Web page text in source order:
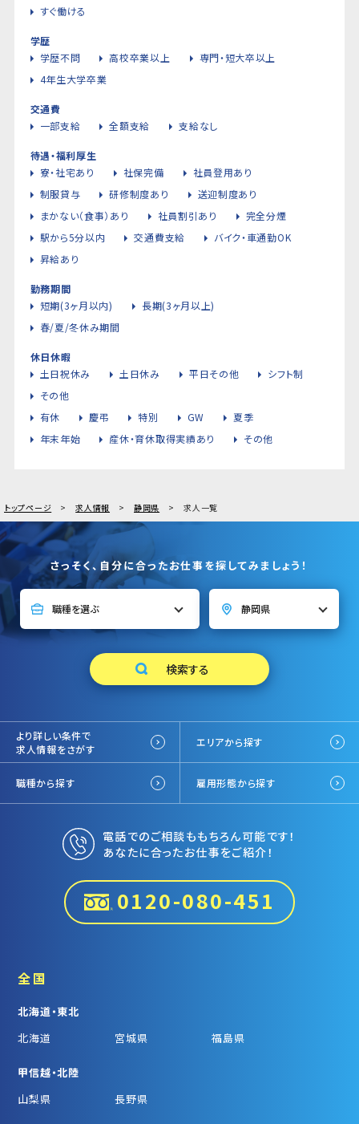
すぐ働ける
学歴
学歴不問
高校卒業以上
専門・短大卒以上
4年生大学卒業
交通費
一部支給
全額支給 支給なし
待遇・福利厚生
寮・社宅あり
社保完備
社員登用あり
制服貸与
研修制度あり
送迎制度あり
まかない（食事）あり
社員割引あり
完全分煙
駅から5分以内
交通費支給
バイク・車通勤OK
昇給あり
勤務期間
短期(3ヶ月以内)
長期(3ヶ月以上)
春/夏/冬休み期間
休日休暇
土日祝休み
土日休み 平日その他
シフト制
その他
有休
慶弔 特別 GW
夏季
年末年始
産休・育休取得実績あり その他
トップページ 求人情報 静岡県 求人一覧
さっそく、自分に合ったお仕事を探してみましょう！
より詳しい条件で
求人情報をさがす
エリアから探す
職種から探す 雇用形態から探す
電話でのご相談ももちろん可能です！
あなたに合ったお仕事をご紹介！
0120-080-451
全国
北海道・東北
北海道
宮城県 福島県
甲信越・北陸
山梨県
長野県